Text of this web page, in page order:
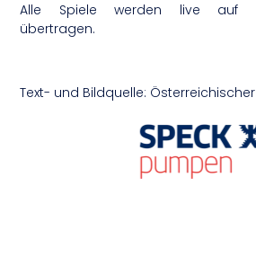
Alle Spiele werden live auf
übertragen.
Text- und Bildquelle: